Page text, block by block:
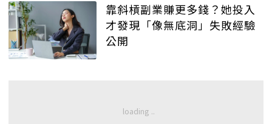
靠斜槓副業賺更多錢？她投入
才發現「像無底洞」失敗經驗
公開